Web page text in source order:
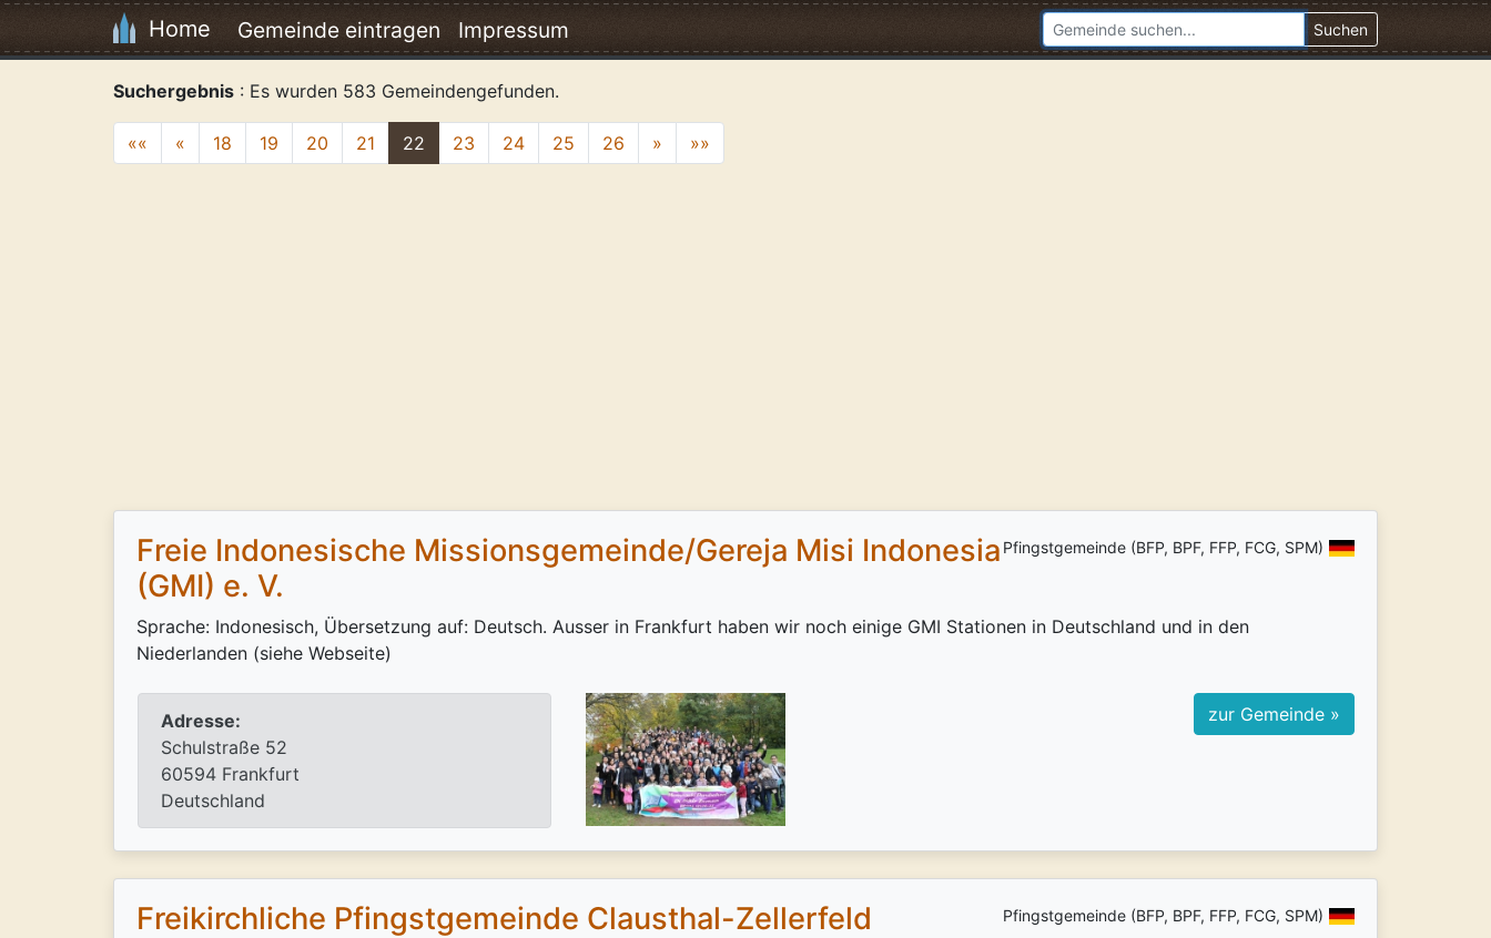
Home Gemeinde eintragen Impressum Suchen
Suchergebnis : Es wurden 583 Gemeindengefunden.
«« « 18 19 20 21 22 23 24 25 26 » »»
Pfingstgemeinde (BFP, BPF, FFP, FCG, SPM)
Freie Indonesische Missionsgemeinde/Gereja Misi Indonesia
(GMI) e. V.
Sprache: Indonesisch, Übersetzung auf: Deutsch. Ausser in Frankfurt haben wir noch einige GMI Stationen in Deutschland und in den
Niederlanden (siehe Webseite)
Adresse:
Schulstraße 52
60594 Frankfurt
Deutschland
zur Gemeinde »
Pfingstgemeinde (BFP, BPF, FFP, FCG, SPM)
Freikirchliche Pfingstgemeinde Clausthal-Zellerfeld